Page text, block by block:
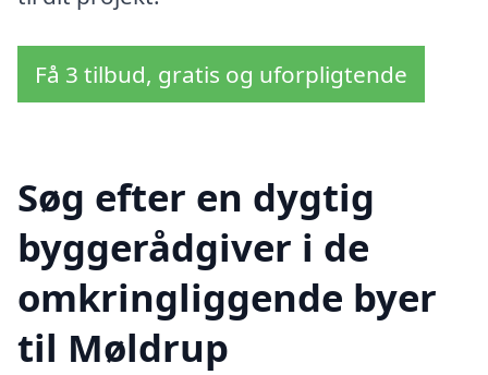
Få 3 tilbud, gratis og uforpligtende
Søg efter en dygtig
byggerådgiver i de
omkringliggende byer
til Møldrup